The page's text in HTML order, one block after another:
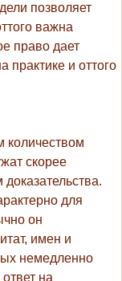
позволяет
важна
право дает
практике и оттого
количеством
скорее
для
он
имен и
немедленно
на